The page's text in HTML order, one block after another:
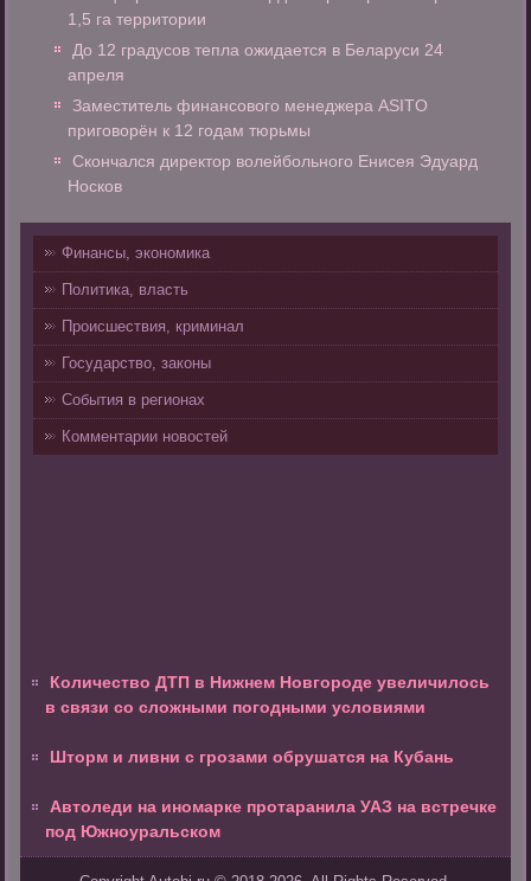
1,5 га территории
До 12 градусов тепла ожидается в Беларуси 24
апреля
Заместитель финансового менеджера ASITO
приговорён к 12 годам тюрьмы
Скончался директор волейбольного Енисея Эдуард
Носков
Финансы, экономика
Политика, власть
Происшествия, криминал
Государство, законы
События в регионах
Комментарии новостей
Количество ДТП в Нижнем Новгороде увеличилось
в связи со сложными погодными условиями
Шторм и ливни с грозами обрушатся на Кубань
Автоледи на иномарке протаранила УАЗ на встречке
под Южноуральском